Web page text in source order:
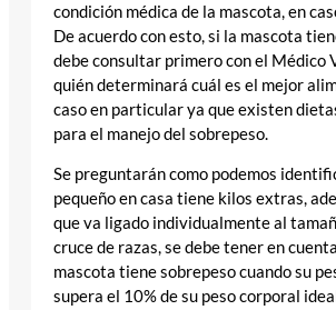
condición médica de la mascota, en
De acuerdo con esto, si la mascota
debe consultar primero con el Médico
quién determinará cuál es el mejor
caso en particular ya que existen
para el manejo del sobrepeso.
Se preguntarán como podemos
pequeño en casa tiene kilos extras,
que va ligado individualmente al
cruce de razas, se debe tener en
mascota tiene sobrepeso cuando su
supera el 10% de su peso corporal